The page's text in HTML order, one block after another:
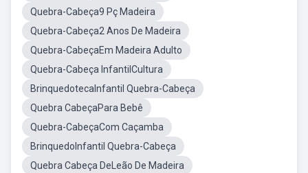
Quebra-Cabeça9 Pç Madeira
Quebra-Cabeça2 Anos De Madeira
Quebra-CabeçaEm Madeira Adulto
Quebra-Cabeça InfantilCultura
BrinquedotecaInfantil Quebra-Cabeça
Quebra CabeçaPara Bebê
Quebra-CabeçaCom Caçamba
BrinquedoInfantil Quebra-Cabeça
Quebra Cabeça DeLeão De Madeira